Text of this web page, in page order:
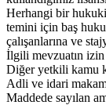
Herhangi bir
temini için baş
çalışanlarına ve
İlgili mevzuatın
Diğer yetkili kamu
Adli ve idari
Maddede sayılan